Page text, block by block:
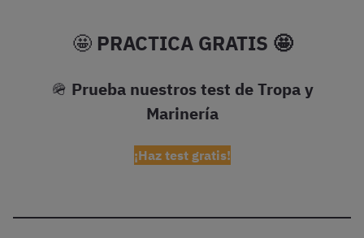
🤩 PRACTICA GRATIS 🤩
🪖 Prueba nuestros test de Tropa y
Marinería
¡Haz test gratis!